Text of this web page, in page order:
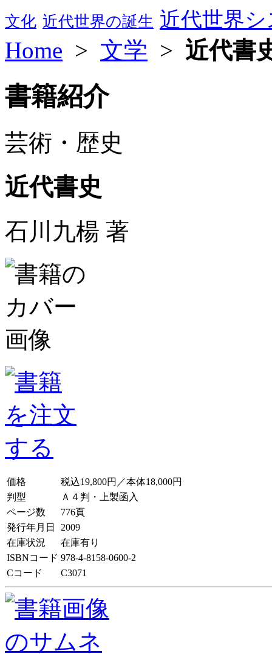
文化 近代世界の誕生 近代世界
Home > 文学 > 近代書
書籍紹介
芸術・歴史
近代書史
石川九楊 著
価格
税込19,800円／本体18,000円
判型
Ａ４判・上製函入
ページ数
776頁
発行年月日
2009
在庫状況
在庫有り
ISBNコード 978-4-8158-0600-2
Cコード
C3071